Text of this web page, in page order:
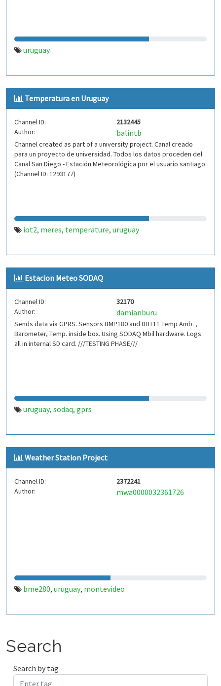
uruguay
Temperatura en Uruguay
Channel ID:
2132445
Author:
balintb
Channel created as part of a university project. Canal creado
para un proyecto de universidad. Todos los datos proceden del
Canal San Diego - Estación Meteorológica por el usuario santiago.
(Channel ID: 1293177)
iot2, meres, temperature, uruguay
Estacion Meteo SODAQ
Channel ID:
32170
Author:
damianburu
Sends data via GPRS. Sensors BMP180 and DHT11 Temp Amb. ,
Barometer, Temp. inside box. Using SODAQ Mbil hardware. Logs
all in internal SD card. ///TESTING PHASE///
uruguay, sodaq, gprs
Weather Station Project
Channel ID:
2372241
Author:
mwa0000032361726
bme280, uruguay, montevideo
Search
Search by tag